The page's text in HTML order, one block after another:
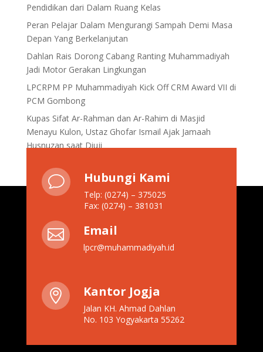
Pendidikan dari Dalam Ruang Kelas
Peran Pelajar Dalam Mengurangi Sampah Demi Masa
Depan Yang Berkelanjutan
Dahlan Rais Dorong Cabang Ranting Muhammadiyah
Jadi Motor Gerakan Lingkungan
LPCRPM PP Muhammadiyah Kick Off CRM Award VII di
PCM Gombong
Kupas Sifat Ar-Rahman dan Ar-Rahim di Masjid
Menayu Kulon, Ustaz Ghofar Ismail Ajak Jamaah
Husnuzan saat Diuji
v Hubungi Kami
Telp: (0274) – 375025
Fax: (0274) – 381031
 Email
lpcr@muhammadiyah.id
 Kantor Jogja
Jalan KH. Ahmad Dahlan
No. 103 Yogyakarta 55262